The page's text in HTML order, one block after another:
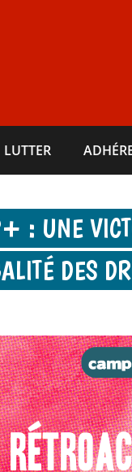
LUTTER
: UNE
DES